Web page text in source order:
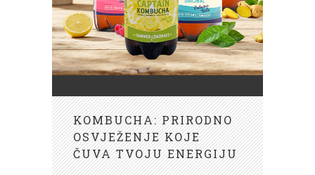
KOMBUCHA: PRIRODNO
OSVJEŽENJE KOJE
ČUVA TVOJU ENERGIJU